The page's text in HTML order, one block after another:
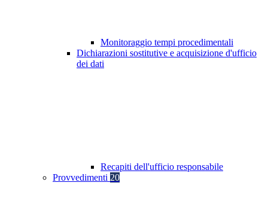
Monitoraggio tempi procedimentali
Dichiarazioni sostitutive e acquisizione d'ufficio
dei dati
Recapiti dell'ufficio responsabile
Provvedimenti 20